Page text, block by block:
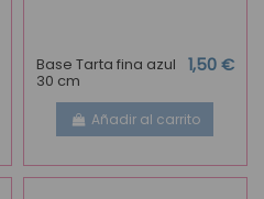
Base Tarta fina azul
30 cm
1,50 €
Añadir al carrito